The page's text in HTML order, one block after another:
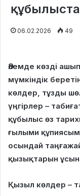
06.02.2026 49
Әлемде көзді
мүмкіндік
көлдер, тұзды
үңгірлер –
құбылыс өз
ғылыми
осындай
қызықтарын
Қызыл көлдер –